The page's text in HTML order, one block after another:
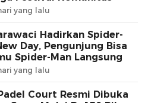
yang lalu
Hadirkan Spider-
Day, Pengunjung Bisa
Spider-Man Langsung
yang lalu
Court Resmi Dibuka